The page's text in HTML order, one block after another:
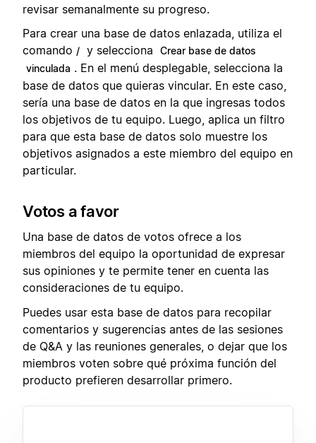
revisar semanalmente su progreso.
Para crear una base de datos enlazada, utiliza el
comando / y selecciona
Crear base de datos
vinculada . En el menú desplegable, selecciona la
base de datos que quieras vincular. En este caso,
sería una base de datos en la que ingresas todos
los objetivos de tu equipo. Luego, aplica un filtro
para que esta base de datos solo muestre los
objetivos asignados a este miembro del equipo en
particular.
Votos a favor
Una base de datos de votos ofrece a los
miembros del equipo la oportunidad de expresar
sus opiniones y te permite tener en cuenta las
consideraciones de tu equipo.
Puedes usar esta base de datos para recopilar
comentarios y sugerencias antes de las sesiones
de Q&A y las reuniones generales, o dejar que los
miembros voten sobre qué próxima función del
producto prefieren desarrollar primero.